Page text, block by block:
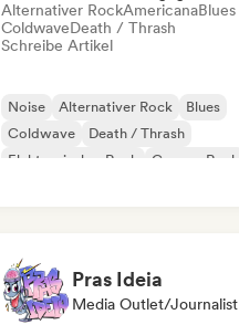
Alternativer RockAmericanaBlues
ColdwaveDeath / Thrash
Schreibe Artikel
Noise Alternativer Rock
Blues
Coldwave
Death / Thrash
Elektronischer Rock
Garage-Rock
Pras Ideia
Media Outlet/Journalist